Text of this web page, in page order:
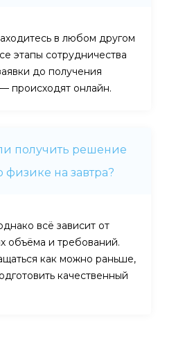
в любом другом
этапы сотрудничества
до получения
происходят онлайн.
получить решение
физике на завтра?
всё зависит от
объёма и требований.
как можно раньше,
качественный